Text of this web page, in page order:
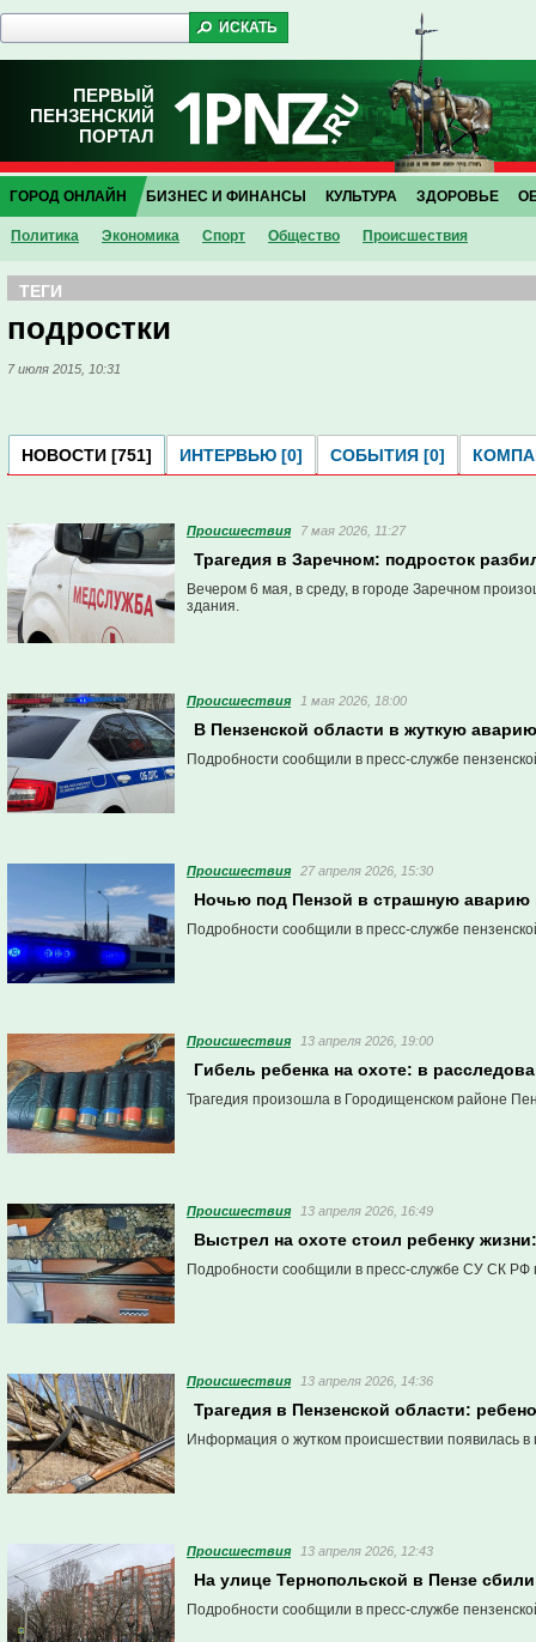
ПЕРВЫЙ
ПЕНЗЕНСКИЙ
ПОРТАЛ
ГОРОД ОНЛАЙН
Политика Экономика Спорт Общество Проиcшествия
БИЗНЕС И ФИНАНСЫ КУЛЬТУРА ЗДОРОВЬЕ
ТЕГИ
подростки
7 июля 2015, 10:31
НОВОСТИ [751] ИНТЕРВЬЮ [0] СОБЫТИЯ [0]
Проиcшествия 7 мая 2026, 11:27
Трагедия в Заречном: подросток
Вечером 6 мая, в среду, в городе Заречном
здания.
Проиcшествия 1 мая 2026, 18:00
В Пензенской области в жуткую
Подробности сообщили в пресс-службе
Проиcшествия 27 апреля 2026, 15:30
Ночью под Пензой в страшную аварию
Подробности сообщили в пресс-службе
Проиcшествия 13 апреля 2026, 19:00
Гибель ребенка на охоте: в
Трагедия произошла в Городищенском районе
Проиcшествия 13 апреля 2026, 16:49
Выстрел на охоте стоил ребенку
Подробности сообщили в пресс-службе СУ СК РФ
Проиcшествия 13 апреля 2026, 14:36
Трагедия в Пензенской области:
Информация о жутком происшествии появилась
Проиcшествия 13 апреля 2026, 12:43
На улице Тернопольской в Пензе
Подробности сообщили в пресс-службе